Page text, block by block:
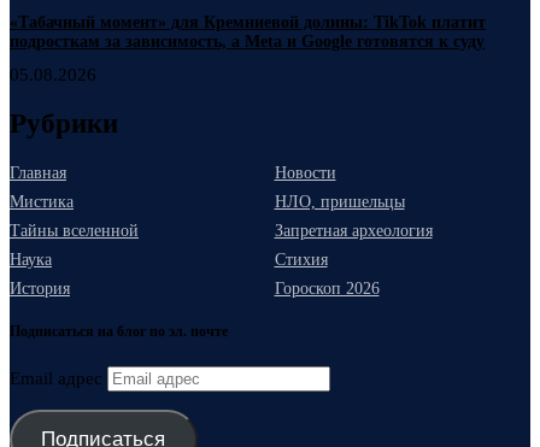
«Табачный момент» для Кремниевой долины: TikTok платит
подросткам за зависимость, а Meta и Google готовятся к суду
05.08.2026
Рубрики
Главная
Новости
Мистика
НЛО, пришельцы
Тайны вселенной
Запретная археология
Наука
Стихия
История
Гороскоп 2026
Подписаться на блог по эл. почте
Email адрес
Подписаться